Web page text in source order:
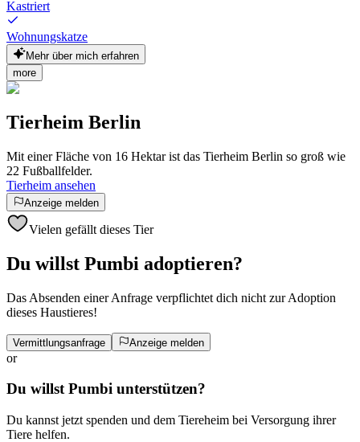
Kastriert
Wohnungskatze
Mehr über mich erfahren
more
Tierheim Berlin
Mit einer Fläche von 16 Hektar ist das Tierheim Berlin so groß wie
22 Fußballfelder.
Tierheim ansehen
Anzeige melden
Vielen gefällt dieses Tier
Du willst Pumbi adoptieren?
Das Absenden einer Anfrage verpflichtet dich nicht zur Adoption
dieses Haustieres!
Vermittlungsanfrage Anzeige melden
or
Du willst Pumbi unterstützen?
Du kannst jetzt spenden und dem Tiereheim bei Versorgung ihrer
Tiere helfen.